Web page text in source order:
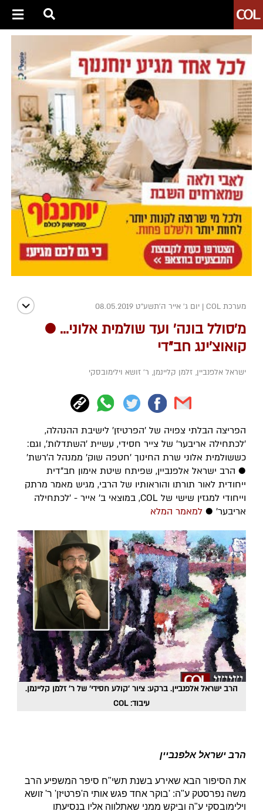
מערכת COL | יום ג' אייר ה׳תשע״ט 08.05.2019
מ'סולל בונה' ועד שולמית אלוני... ●
קואוצ'ינג חב"די
ישראל אלפנביין, זלמן קליינמן, ר' זושא וילימובסקי
הפריצה הבלתי צפויה של 'הפרטיזן' לישיבת ההנהלה,
'לכתחילה אריבער' של צייר חסידי, עשיית 'השתדלות', וגם:
כששולמית אלוני שרת החינוך 'חטפה שוק' ממנהל ה'רשת'
● הרב ישראל אלפנביין, שפיתח שיטת אימון חב"דית
ייחודית לאור תורתו והוראותיו של הרבי, מגיש מאמר מרתק
וייחודי למגזין שישי של COL, במוצאי ב' אייר - 'לכתחילה
אריבער' ● למאמר המלא
הרב ישראל אלפנביין. ברקע: ציור 'קולע חסידי' של ר' זלמן קליינמן.
עיבוד: COL
הרב ישראל אלפנביין
את הסיפור הבא שאירע בשנת תשי"ח סיפר המשפיע הרב
משה נפרסטק ע"ה: 'בוקר אחד פגש אותי ה'פרטיזן' ר' זושא
וילימובסקי ע"ה וביקש ממני שאתלווה אליו בנסיעתו